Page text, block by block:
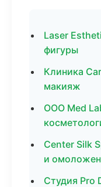
Laser
фигуры
Клиника
макияж
ООО Med
Center Silk
и
Студия Pro